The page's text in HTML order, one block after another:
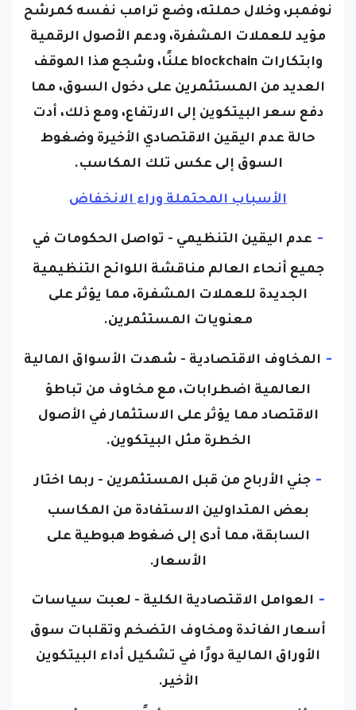
نوفمبر، وخلال حملته، وضع ترامب نفسه كمرشح
مؤيد للعملات المشفرة، ودعم الأصول الرقمية
وابتكارات blockchain علنًا، وشجع هذا الموقف
العديد من المستثمرين على دخول السوق، مما
دفع سعر البيتكوين إلى الارتفاع، ومع ذلك، أدت
حالة عدم اليقين الاقتصادي الأخيرة وضغوط
السوق إلى عكس تلك المكاسب.
الأسباب المحتملة وراء الانخفاض
- عدم اليقين التنظيمي - تواصل الحكومات في
جميع أنحاء العالم مناقشة اللوائح التنظيمية
الجديدة للعملات المشفرة، مما يؤثر على
معنويات المستثمرين.
- المخاوف الاقتصادية - شهدت الأسواق المالية
العالمية اضطرابات، مع مخاوف من تباطؤ
الاقتصاد مما يؤثر على الاستثمار في الأصول
الخطرة مثل البيتكوين.
- جني الأرباح من قبل المستثمرين - ربما اختار
بعض المتداولين الاستفادة من المكاسب
السابقة، مما أدى إلى ضغوط هبوطية على
الأسعار.
- العوامل الاقتصادية الكلية - لعبت سياسات
أسعار الفائدة ومخاوف التضخم وتقلبات سوق
الأوراق المالية دورًا في تشكيل أداء البيتكوين
الأخير.